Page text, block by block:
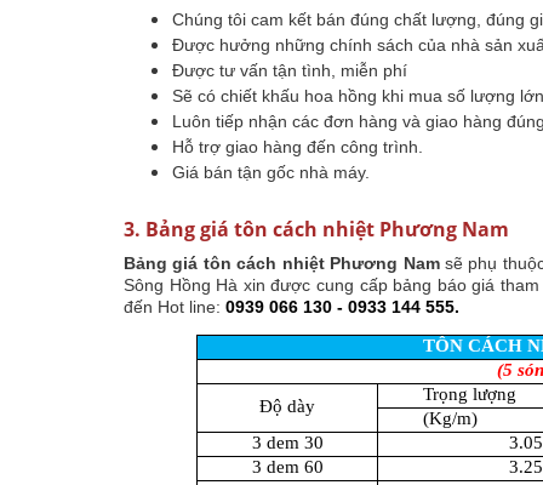
Chúng tôi cam kết bán đúng chất lượng, đúng
Được hưởng những chính sách của nhà sản
Được tư vấn tận tình, miễn phí
Sẽ có chiết khấu hoa hồng khi mua số lượng lớn
Luôn tiếp nhận các đơn hàng và giao hàng
Hỗ trợ giao hàng đến công trình.
Giá bán tận gốc nhà máy.
3. Bảng giá tôn cách nhiệt Phương Nam
Bảng giá tôn cách nhiệt Phương Namsẽ phụ
Sông Hồng Hà xin được cung cấp bảng báo giá
đến Hot line: 0939 066 130 - 0933 144 555.
TÔN CÁCH
(5
Độ dày
Trọng lượng
(Kg/m)
3 dem 30
3.05
3 dem 60
3.25